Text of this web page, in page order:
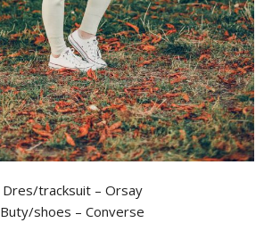
Dres/tracksuit – Orsay
Buty/shoes – Converse